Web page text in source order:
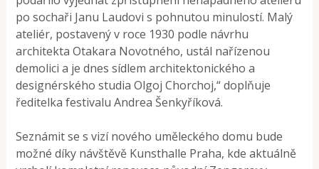
po sochaři Janu Laudovi s pohnutou minulostí. Malý
ateliér, postavený v roce 1930 podle návrhu
architekta Otakara Novotného, ustál nařízenou
demolici a je dnes sídlem architektonického a
designérského studia Olgoj Chorchoj,“ doplňuje
ředitelka festivalu Andrea Šenkyříková.
Seznámit se s vizí nového uměleckého domu bude
možné díky návštěvě Kunsthalle Praha, kde aktuálně